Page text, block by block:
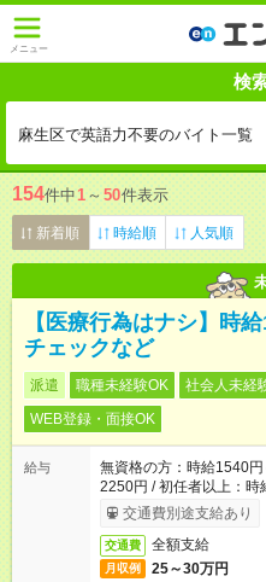
メニュー
検
麻生区で英語力不要のバイト一覧
154件中1 ～ 50件表示
新着順 時給順 人気順
【医療行為はナシ】時
チェックなど
派遣 職種未経験OK 社会人未経
WEB登録・面接OK
給与
無資格の方：時給1540
2250円 / 初任者以上：時
交通費別途支給あり
交通費 全額支給
月収例 25～30万円